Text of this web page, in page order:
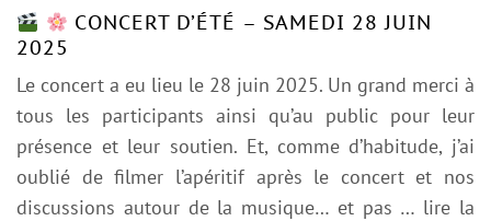
CONCERT D’ÉTÉ – SAMEDI 28 JUIN
2025
Le concert a eu lieu le 28 juin 2025. Un grand merci à
tous les participants ainsi qu’au public pour leur
présence et leur soutien. Et, comme d’habitude, j’ai
oublié de filmer l’apéritif après le concert et nos
discussions autour de la musique… et pas … lire la